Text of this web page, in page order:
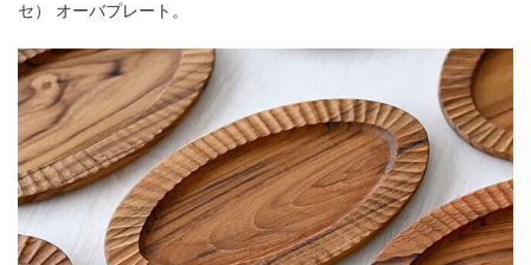
セ） オーバプレート。